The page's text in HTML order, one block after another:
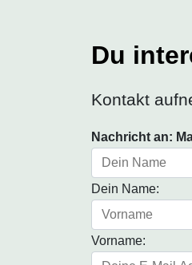
Du
Kontakt
Nachricht an:
Dein Name:
Vorname: